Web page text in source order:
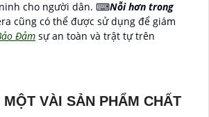
ninh cho người dân. ⌨Nỗi hơn trong
cũng có thể được sử dụng để giám
Đảm sự an toàn và trật tự trên
VÀI SẢN PHẨM CHẤT